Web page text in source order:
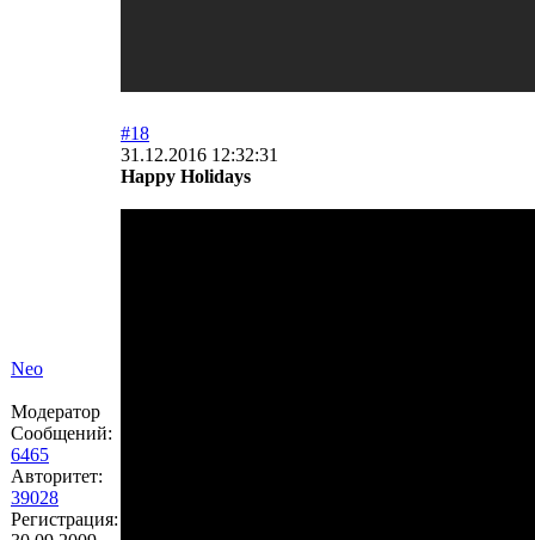
Neo
Модератор
Сообщений:
6465
Авторитет:
39028
Регистрация:
#18
31.12.2016 12:32:31
Happy Holidays